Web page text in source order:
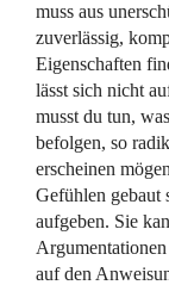
muss aus
zuverlässig,
Eigenschaften
lässt sich nicht
musst du tun,
befolgen, so
erscheinen
Gefühlen gebaut
aufgeben. Sie
auf den